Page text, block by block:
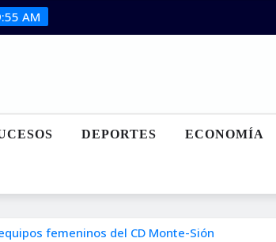
AM
DEPORTES ECONOMÍA
femeninos del CD Monte-Sión